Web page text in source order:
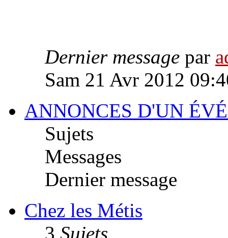
Dernier message par
Sam 21 Avr 2012
ANNONCES D'UN
Sujets
Messages
Dernier message
Chez les Métis
3 Sujets